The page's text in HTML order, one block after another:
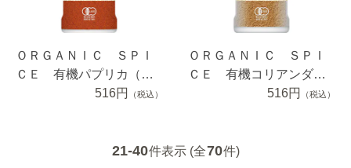
ＯＲＧＡＮＩＣ ＳＰＩ
ＣＥ 有機パプリカ（パ
ウダー） ２２ｇ
516円 （税込）
ＯＲＧＡＮＩＣ ＳＰＩ
ＣＥ 有機コリアンダー
（パウダー） １４ｇ
516円 （税込）
21-40件表示 (全70件)